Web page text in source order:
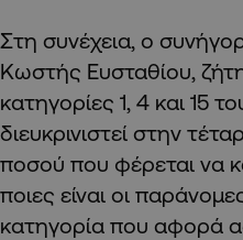
Στη συνέχεια, ο
Κωστής Ευσταθίου,
κατηγορίες 1, 4 και 15
διευκρινιστεί στην
ποσού που φέρεται να
ποιες είναι οι
κατηγορία που αφορά